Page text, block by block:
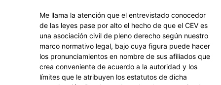
Me llama la atención que el entrevistado conocedor
de las leyes pase por alto el hecho de que el CEV es
una asociación civil de pleno derecho según nuestro
marco normativo legal, bajo cuya figura puede hacer
los pronunciamientos en nombre de sus afiliados que
crea conveniente de acuerdo a la autoridad y los
límites que le atribuyen los estatutos de dicha